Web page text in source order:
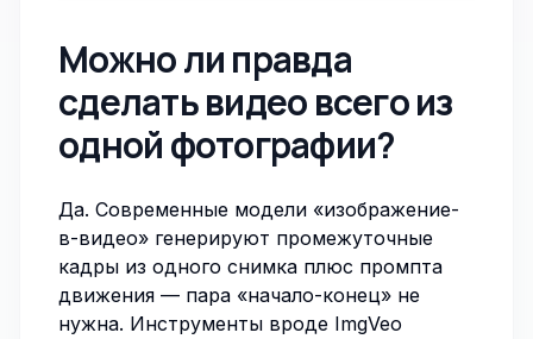
Можно ли правда
сделать видео всего из
одной фотографии?
Да. Современные модели «изображение-
в-видео» генерируют промежуточные
кадры из одного снимка плюс промпта
движения — пара «начало-конец» не
нужна. Инструменты вроде ImgVeo